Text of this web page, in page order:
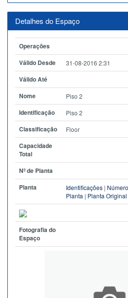
Detalhes do Espaço
Operações
Válido Desde
31-08-2016 2:31
Válido Até
Nome
Piso 2
Identificação Piso 2
Classificação Floor
Capacidade
Total
Nº de Planta
Planta
Identificações |
Planta | Planta Original
Fotografia do
Espaço